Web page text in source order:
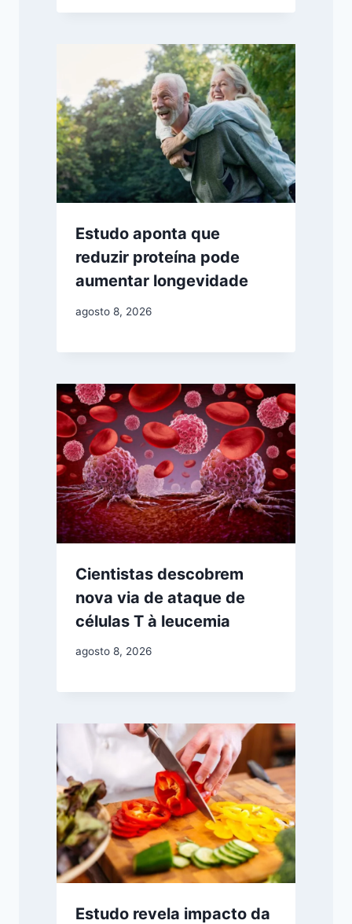
Estudo aponta que
reduzir proteína pode
aumentar longevidade
agosto 8, 2026
Cientistas descobrem
nova via de ataque de
células T à leucemia
agosto 8, 2026
Estudo revela impacto da